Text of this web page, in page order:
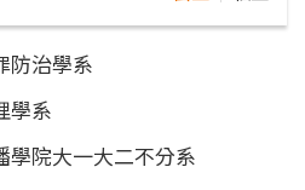
防治學系
學系
學院大一大二不分系